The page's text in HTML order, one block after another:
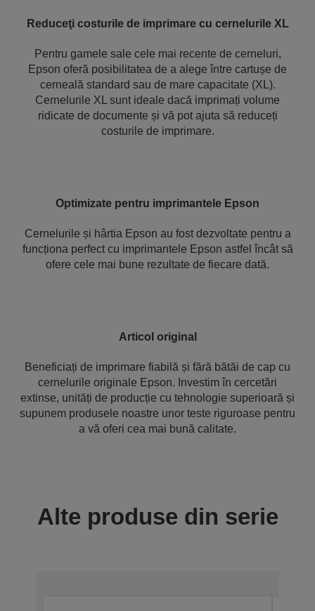
Reduceţi costurile de imprimare cu cernelurile XL
Pentru gamele sale cele mai recente de cerneluri,
Epson oferă posibilitatea de a alege între cartușe de
cerneală standard sau de mare capacitate (XL).
Cernelurile XL sunt ideale dacă imprimați volume
ridicate de documente și vă pot ajuta să reduceți
costurile de imprimare.
Optimizate pentru imprimantele Epson
Cernelurile și hârtia Epson au fost dezvoltate pentru a
funcționa perfect cu imprimantele Epson astfel încât să
ofere cele mai bune rezultate de fiecare dată.
Articol original
Beneficiați de imprimare fiabilă și fără bătăi de cap cu
cernelurile originale Epson. Investim în cercetări
extinse, unități de producție cu tehnologie superioară și
supunem produsele noastre unor teste riguroase pentru
a vă oferi cea mai bună calitate.
Alte produse din serie